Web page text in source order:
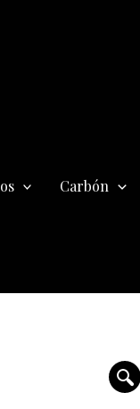
Carbón